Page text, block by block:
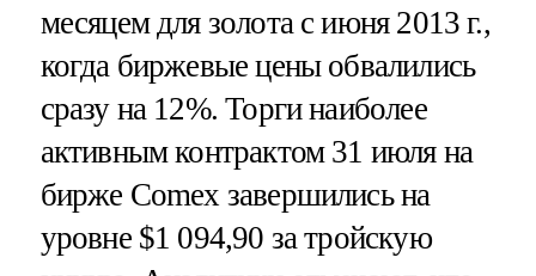
месяцем для золота с июня 2013 г.,
когда биржевые цены обвалились
сразу на 12%. Торги наиболее
активным контрактом 31 июля на
бирже Comex завершились на
уровне $1 094,90 за тройскую